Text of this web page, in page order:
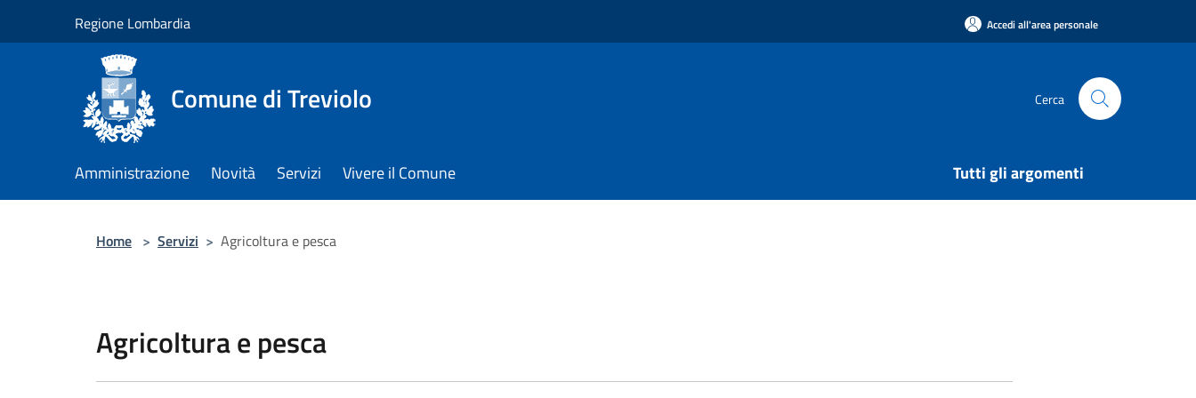
Regione Lombardia Accedi all'area personale
Comune di Treviolo Cerca
Amministrazione Novità Servizi Vivere il Comune Tutti gli argomenti
Home > Servizi > Agricoltura e pesca
Agricoltura e pesca